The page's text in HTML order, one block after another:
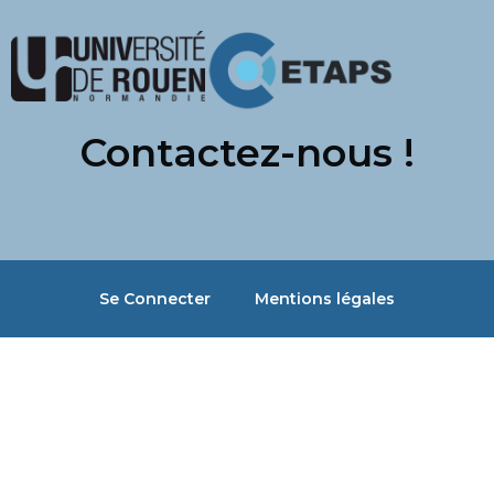
Contactez-nous !
Se Connecter Mentions légales